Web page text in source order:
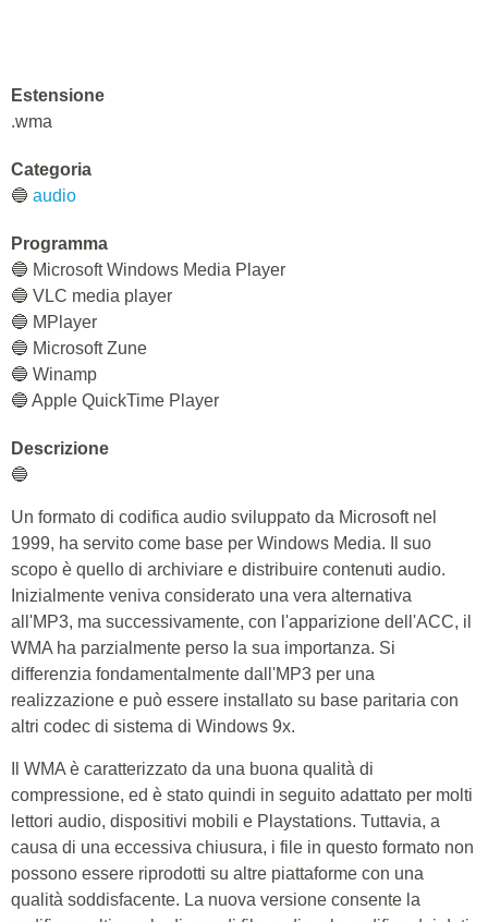
Estensione
.wma
Categoria
🔵 audio
Programma
🔵 Microsoft Windows Media Player
🔵 VLC media player
🔵 MPlayer
🔵 Microsoft Zune
🔵 Winamp
🔵 Apple QuickTime Player
Descrizione
🔵
Un formato di codifica audio sviluppato da Microsoft nel
1999, ha servito come base per Windows Media. Il suo
scopo è quello di archiviare e distribuire contenuti audio.
Inizialmente veniva considerato una vera alternativa
all'MP3, ma successivamente, con l'apparizione dell'ACC, il
WMA ha parzialmente perso la sua importanza. Si
differenzia fondamentalmente dall'MP3 per una
realizzazione e può essere installato su base paritaria con
altri codec di sistema di Windows 9x.
Il WMA è caratterizzato da una buona qualità di
compressione, ed è stato quindi in seguito adattato per molti
lettori audio, dispositivi mobili e Playstations. Tuttavia, a
causa di una eccessiva chiusura, i file in questo formato non
possono essere riprodotti su altre piattaforme con una
qualità soddisfacente. La nuova versione consente la